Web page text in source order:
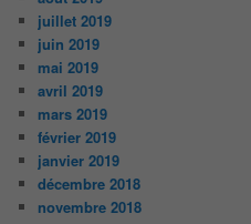
juillet 2019
juin 2019
mai 2019
avril 2019
mars 2019
février 2019
janvier 2019
décembre 2018
novembre 2018